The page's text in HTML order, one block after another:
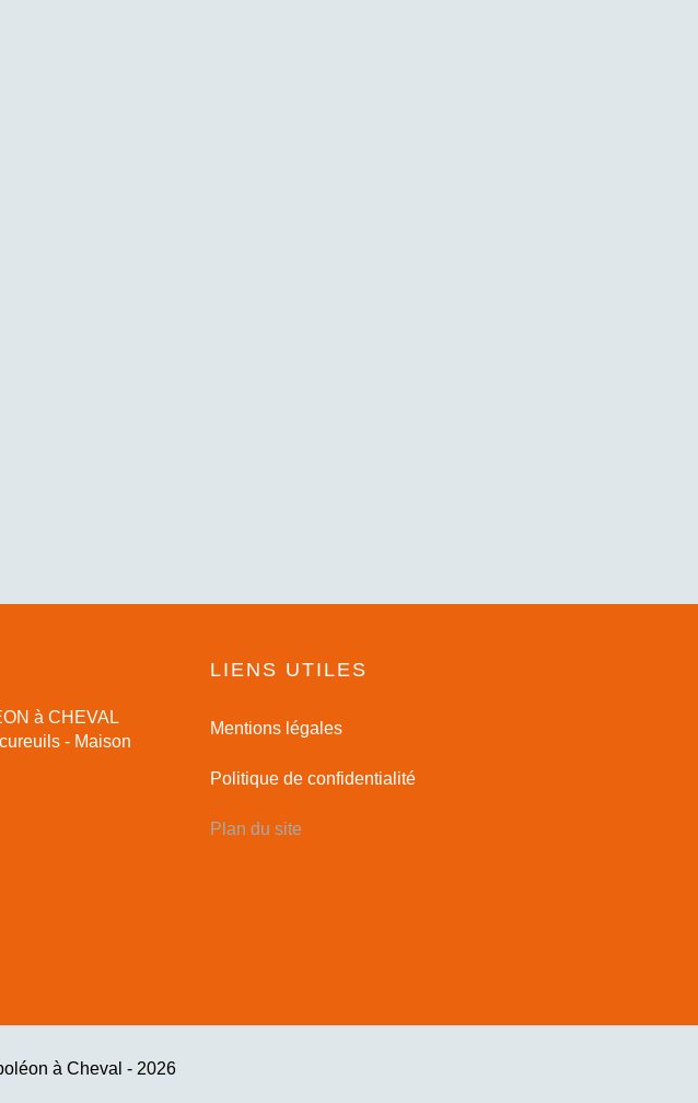
à CHEVAL
- Maison
LIENS UTILES
Mentions légales
Politique de confidentialité
Plan du site
à Cheval - 2026